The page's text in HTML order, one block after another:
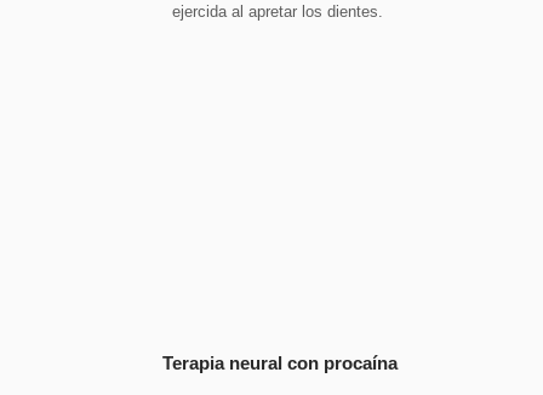
ejercida al apretar los dientes.
Terapia neural con procaína